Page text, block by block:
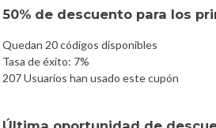
50% de descuento para los
Quedan 20 códigos disponibles
Tasa de éxito: 7%
207 Usuarios han usado este cupón